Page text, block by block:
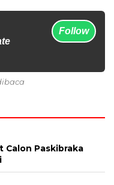
Follow
Calon Paskibraka